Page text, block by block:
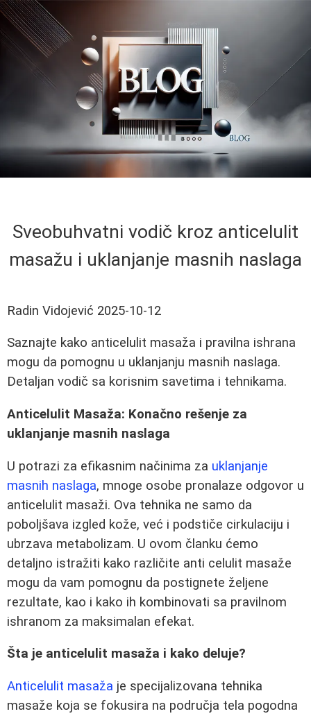
Sveobuhvatni vodič kroz anticelulit
masažu i uklanjanje masnih naslaga
Radin Vidojević 2025-10-12
Saznajte kako anticelulit masaža i pravilna ishrana
mogu da pomognu u uklanjanju masnih naslaga.
Detaljan vodič sa korisnim savetima i tehnikama.
Anticelulit Masaža: Konačno rešenje za
uklanjanje masnih naslaga
U potrazi za efikasnim načinima za uklanjanje
masnih naslaga, mnoge osobe pronalaze odgovor u
anticelulit masaži. Ova tehnika ne samo da
poboljšava izgled kože, već i podstiče cirkulaciju i
ubrzava metabolizam. U ovom članku ćemo
detaljno istražiti kako različite anti celulit masaže
mogu da vam pomognu da postignete željene
rezultate, kao i kako ih kombinovati sa pravilnom
ishranom za maksimalan efekat.
Šta je anticelulit masaža i kako deluje?
Anticelulit masaža je specijalizovana tehnika
masaže koja se fokusira na područja tela pogodna